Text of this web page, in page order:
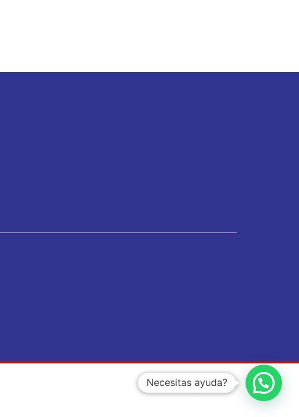
Necesitas ayuda?